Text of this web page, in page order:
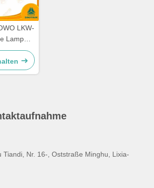
LKW-
Lamp
0008
Tiandi, Nr. 16-, Oststraße Minghu, Lixia-